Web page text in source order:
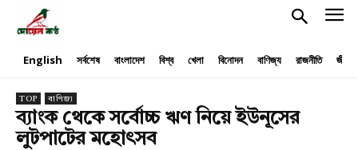
English সর্বশেষ বাংলাদেশ বিশ্ব খেলা বিনোদন বাণিজ্য রাজনীতি
TOP বাণিজ্য
ব্যাংক থেকে সর্বোচ্চ ঋণ নিয়ে ইউনূসের
লুটপাটের মহোৎসব